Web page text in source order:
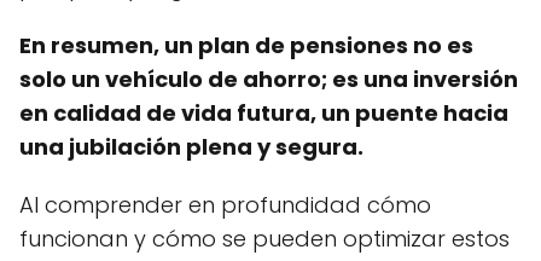
En resumen, un plan de pensiones no es
solo un vehículo de ahorro; es una inversión
en calidad de vida futura, un puente hacia
una jubilación plena y segura.
Al comprender en profundidad cómo
funcionan y cómo se pueden optimizar estos